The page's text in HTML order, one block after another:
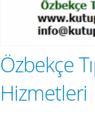
Özbekçe
Hizmetleri